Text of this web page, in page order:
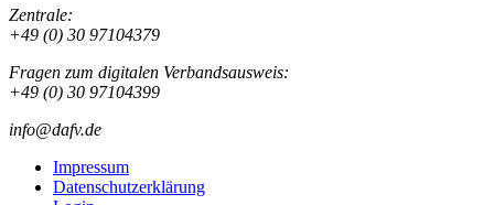
Zentrale:
+49 (0) 30 97104379
Fragen zum digitalen Verbandsausweis:
+49 (0) 30 97104399
info@dafv.de
Impressum
Datenschutzerklärung